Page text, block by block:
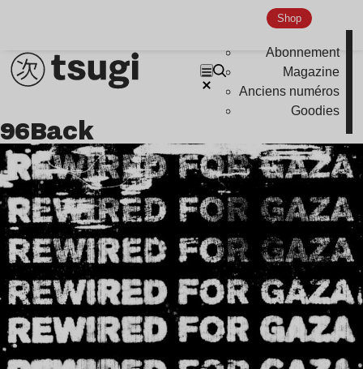
Shop
Abonnement
Magazine
Anciens numéros
Goodies
96Back